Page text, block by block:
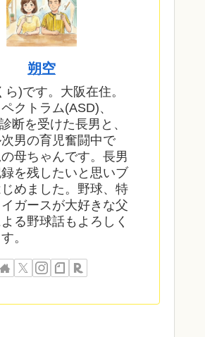
朔空
ら)です。大阪在住。
クトラム(ASD)、
断を受けた長男と、
男の育児奮闘中で
母ちゃんです。長男
を残したいと思いブ
めました。野球、特
ガースが大好きな父
る野球話もよろしく
。